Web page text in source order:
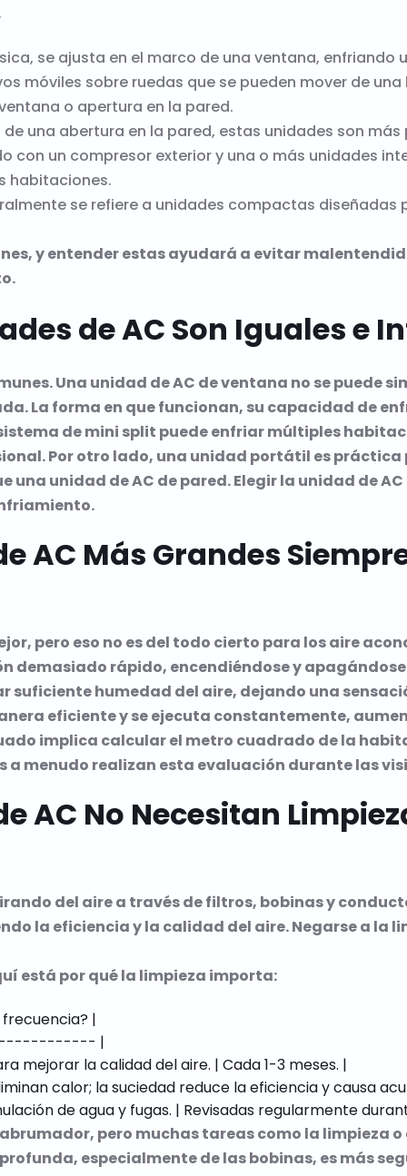
se ajusta en el marco de una ventana, enfriando
móviles sobre ruedas que se pueden mover de
o apertura en la pared.
una abertura en la pared, estas unidades son
con un compresor exterior y una o más unidades
habitaciones.
se refiere a unidades compactas
y entender estas ayudará a evitar
de AC Son Iguales e
Una unidad de AC de ventana no se puede
La forma en que funcionan, su capacidad de
de mini split puede enfriar múltiples
Por otro lado, una unidad portátil es
unidad de AC de pared. Elegir la unidad de
AC Más Grandes
pero eso no es del todo cierto para los aire
rápido, encendiéndose y
humedad del aire, dejando una
eficiente y se ejecuta constantemente,
implica calcular el metro cuadrado de la
a menudo realizan esta evaluación durante las
AC No Necesitan
del aire a través de filtros, bobinas y
la eficiencia y la calidad del aire. Negarse a la
está por qué la limpieza importa:
|
|
mejorar la calidad del aire. | Cada 1-3 meses. |
calor; la suciedad reduce la eficiencia y causa
pero muchas tareas como la limpieza
especialmente de las bobinas, es más